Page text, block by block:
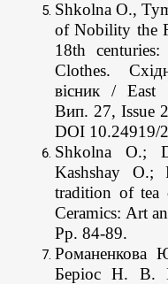
Shkolna O.,
of Nobility the
18th
Clothes.
вісник / East
Вип. 27, Issue
DOI 10.24919/
Shkolna O.;
Kashshay O.;
tradition of tea
Ceramics: Art
Pр. 84-89.
Беріос Н. В.